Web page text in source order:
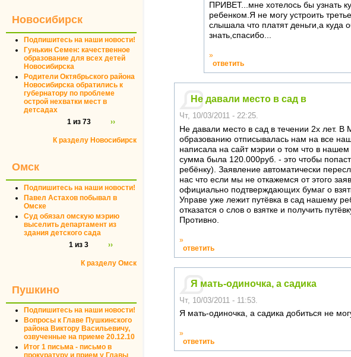
Новосибирск
Подпишитесь на наши новости!
Гунькин Семен: качественное
образование для всех детей
Новосибирска
Родители Октябрьского района
Новосибирска обратились к
губернатору по проблеме
острой нехватки мест в
детсадах
1 из 73
››
К разделу Новосибирск
Омск
Подпишитесь на наши новости!
Павел Астахов побывал в
Омске
Суд обязал омскую мэрию
выселить департамент из
здания детского сада
1 из 3
››
К разделу Омск
Пушкино
Подпишитесь на наши новости!
Вопросы к Главе Пушкинского
района Виктору Васильевичу,
озвученные на приеме 20.12.10
Итог 1 письма - письмо в
прокуратуру и прием у Главы
ПРИВЕТ...мне хотелось бы узнать
ребенком.Я не могу устроить
слышала что платят деньги,а куда
знать,спасибо...
»
ответить
Не давали место в сад в
Чт, 10/03/2011 - 22:25.
Не давали место в сад в течении 2х лет.
образованию отписывалась нам на все
написала на сайт мэрии о том что в нашем
сумма была 120.000руб. - это чтобы
ребёнку). Заявление автоматически
нас что если мы не откажемся от этого
официально подтверждающих бумаг о
Управе уже лежит путёвка в сад нашему
отказатся о слов о взятке и получить
Противно.
»
ответить
Я мать-одиночка, а садика
Чт, 10/03/2011 - 11:53.
Я мать-одиночка, а садика добиться не
»
ответить